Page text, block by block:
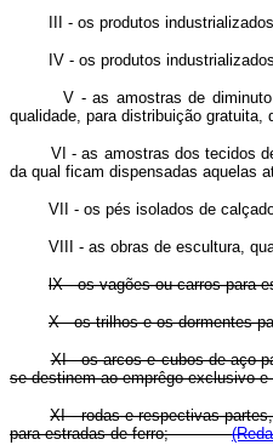
III - os produtos
IV - os produtos industrializados
V - as amostras de
qualidade, para distribuição
VI - as amostras dos tecidos
da qual ficam dispensadas aquelas
VII - os pés isolados de
VIII - as obras de escultura,
lX - os vagões ou carros para
X - os trilhos e os dormentes
XI - os arcos e cubos de aço
se destinem ao emprêgo exclusivo
XI - rodas e respectivas
para estradas de ferro;